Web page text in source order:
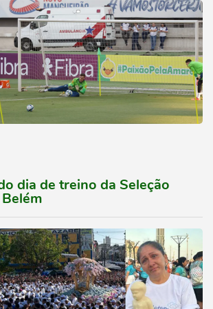
dia de treino da Seleção